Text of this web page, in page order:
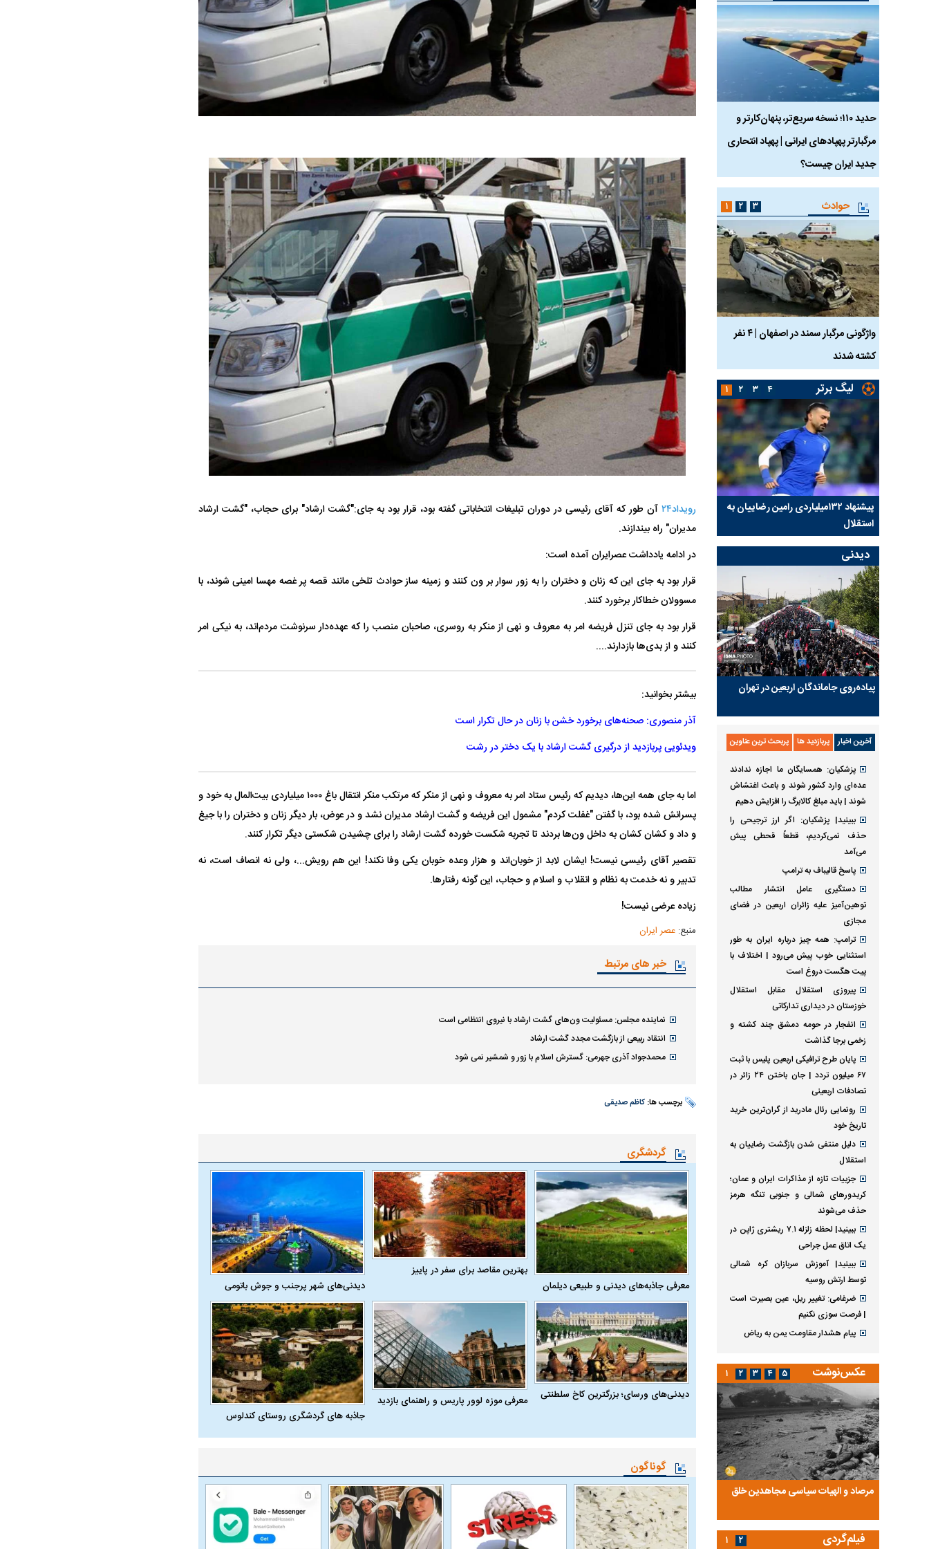
رویداد۲۴
آن طور که آقای رئیسی در دوران تبلیغات انتخاباتی گفته بود، قرار بود به جای:"گشت ارشاد" برای حجاب، "گشت ارشاد
مدیران" راه بیندازند.
در ادامه یادداشت عصرایران آمده است:
قرار بود به جای این که زنان و دختران را به زور سوار بر ون کنند و زمینه ساز حوادث تلخی مانند قصه پر غصه مهسا امینی شوند، با
مسوولان خطاکار برخورد کنند.
قرار بود به جای تنزل فریضه امر به معروف و نهی از منکر به روسری، صاحبان منصب را که عهده‌دار سرنوشت مردم‌اند، به نیکی امر
کنند و از بدی‌ها بازدارند....
بیشتر بخوانید:
آذر منصوری: صحنه‌های برخورد خشن با زنان در حال تکرار است
ویدئویی پربازدید از درگیری گشت ارشاد با یک دختر در رشت
اما به جای همه این‌ها، دیدیم که رئیس ستاد امر به معروف و نهی از منکر که مرتکب منکر انتقال باغ ۱۰۰۰ میلیاردی بیت‌المال به خود و
پسرانش شده بود، با گفتن "غفلت کردم" مشمول این فریضه و گشت ارشاد مدیران نشد و در عوض، بار دیگر زنان و دختران را با جیغ
و داد و کشان کشان به داخل ون‌ها بردند تا تجربه شکست خورده گشت ارشاد را برای چشیدن شکستی دیگر تکرار کنند.
تقصیر آقای رئیسی نیست! ایشان لابد از خوبان‌اند و هزار وعده خوبان یکی وفا نکند! این هم رویش...، ولی نه انصاف است، نه
تدبیر و نه خدمت به نظام و انقلاب و اسلام و حجاب، این گونه رفتارها.
زیاده عرضی نیست!
منبع: عصر ایران
خبر های مرتبط
نماینده مجلس: مسئولیت ون‌های گشت ارشاد با نیروی انتظامی است
انتقاد ربیعی از بازگشت مجدد گشت ارشاد
محمدجواد آذری جهرمی: گسترش اسلام با زور و شمشیر نمی شود
برچسب ها: کاظم صدیقی
گردشگری
معرفی جاذبه‌های دیدنی و طبیعی دیلمان
بهترین مقاصد برای سفر در پاییز
دیدنی‌های شهر پرجنب و جوش باتومی
دیدنی‌های ورسای؛ بزرگترین کاخ سلطنتی
معرفی موزه لوور پاریس و راهنمای بازدید
جاذبه های گردشگری روستای کندلوس
گوناگون
حدید ۱۱۰؛ نسخه سریع‌تر، پنهان‌کارتر و
مرگبارتر پهپادهای ایرانی | پهپاد انتحاری
جدید ایران چیست؟
هواپیمای مرموز E-11A BACN چیست؟
فضاپیمای «استارشیپ» ایلان ماسک
حدید ۱۱۰؛ نسخه سریع‌تر، پنهان‌کارتر و
جدید ایران چیست؟
هواپیمای مرموز E-11A BACN چیست؟
حوادث
واژگونی مرگبار سمند در اصفهان | ۴ نفر
کشته شدند
عکس| ماجرای کشف جسد ناشناس که
توسط حیوانات خورده شد
مرگ دلخراش دختر ۱۸ ساله بر اثر برق
گرفتگی
واژگونی مرگبار سمند در اصفهان | ۴ نفر
عکس| ماجرای کشف جسد ناشناس که
توسط حیوانات خورده شد
۱ ۲ ۳
لیگ برتر
پیشنهاد ۱۳۲میلیاردی رامین رضاییان به
استقلال
بازگشت اندونگ به استقلال منتفی شد؛
هافبک گابنی در آستانه انتخاب تیم جدید
ابهام بزرگ درباره قرارداد یاسر آسانی؛
پرسپولیس در انتظار سه خرید کلیدی
۱ ۲ ۳ ۴
دیدنی
پیاده‌روی جاماندگان اربعین در تهران
آخرین اخبار پربازدید ها پربحث ترین عناوین
پزشکیان: همسایگان ما اجازه ندادند
عده‌ای وارد کشور شوند و باعث اغتشاش
شوند | باید مبلغ کالابرگ را افزایش دهیم
ببینید| پزشکیان: اگر ارز ترجیحی را
حذف نمی‌کردیم، قطعاً قحطی پیش
می‌آمد
پاسخ قالیباف به ترامپ
دستگیری عامل انتشار مطالب
توهین‌آمیز علیه زائران اربعین در فضای
مجازی
ترامپ: همه چیز درباره ایران به طور
استثنایی خوب پیش می‌رود | اختلاف با
پیت هگست دروغ است
پیروزی استقلال مقابل استقلال
خوزستان در دیداری تدارکاتی
انفجار در حومه دمشق چند کشته و
زخمی برجا گذاشت
پایان طرح ترافیکی اربعین پلیس با ثبت
۶۷ میلیون تردد | جان باختن ۲۴ زائر در
تصادفات اربعینی
رونمایی رئال مادرید از گران‌ترین خرید
تاریخ خود
دلیل منتفی شدن بازگشت رضاییان به
استقلال
جزییات تازه از مذاکرات ایران و عمان؛
کریدورهای شمالی و جنوبی تنگه هرمز
حذف می‌شوند
ببینید| لحظه زلزله ۷.۱ ریشتری ژاپن در
یک اتاق عمل جراحی
ببینید| آموزش سربازان کره شمالی
توسط ارتش روسیه
ضرغامی: تغییر ریل، عین بصیرت است
| فرصت سوزی نکنیم
پیام هشدار مقاومت یمن به ریاض
عکس‌نوشت
مرصاد و الهیات سیاسی مجاهدین خلق
آخرین پرده از حیات سیاسی یک سلسله |
روایتی از آخرین مصاحبه‌ی شاه در ایران
ریشه‌های عزاداری ماه محرم در فرهنگ
و تاریخ ایران
عزاداری ماه محرم در دوران قاجار چگونه
انجام می‌شد؟
۱ ۲ ۳ ۴ ۵
فیلم‌گردی ۱ ۲